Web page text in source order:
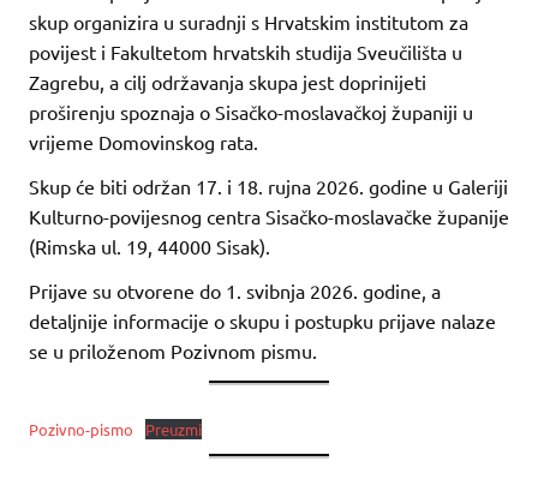
skup organizira u suradnji s Hrvatskim institutom za
povijest i Fakultetom hrvatskih studija Sveučilišta u
Zagrebu, a cilj održavanja skupa jest doprinijeti
proširenju spoznaja o Sisačko-moslavačkoj županiji u
vrijeme Domovinskog rata.
Skup će biti održan 17. i 18. rujna 2026. godine u Galeriji
Kulturno-povijesnog centra Sisačko-moslavačke županije
(Rimska ul. 19, 44000 Sisak).
Prijave su otvorene do 1. svibnja 2026. godine, a
detaljnije informacije o skupu i postupku prijave nalaze
se u priloženom Pozivnom pismu.
Pozivno-pismo Preuzmi